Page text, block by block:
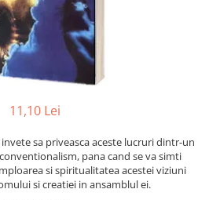
11,10 Lei
sa priveasca aceste lucruri dintr-un
pana cand se va simti
si spiritualitatea acestei viziuni
si creatiei in ansamblul ei.